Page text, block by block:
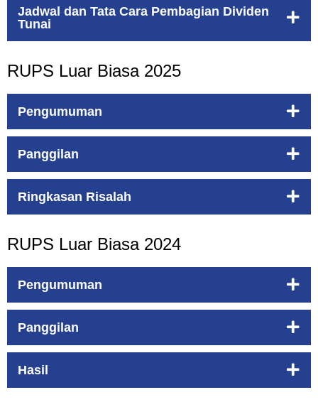
Jadwal dan Tata Cara Pembagian Dividen
Tunai
RUPS Luar Biasa 2025
Pengumuman
Panggilan
Ringkasan Risalah
RUPS Luar Biasa 2024
Pengumuman
Panggilan
Hasil